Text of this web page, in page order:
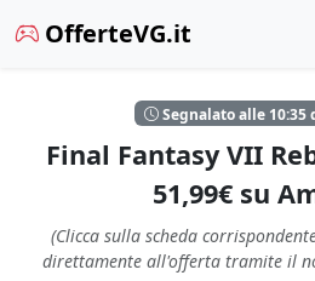
OfferteVG.it
Segnalato alle 10:35
Final Fantasy VII
51,99€ su
(Clicca sulla scheda
direttamente all'offerta tramite il